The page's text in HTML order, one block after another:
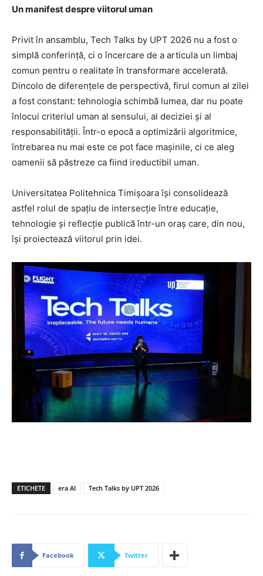
Un manifest despre viitorul uman
Privit în ansamblu, Tech Talks by UPT 2026 nu a fost o
simplă conferință, ci o încercare de a articula un limbaj
comun pentru o realitate în transformare accelerată.
Dincolo de diferențele de perspectivă, firul comun al zilei
a fost constant: tehnologia schimbă lumea, dar nu poate
înlocui criteriul uman al sensului, al deciziei și al
responsabilității. Într-o epocă a optimizării algoritmice,
întrebarea nu mai este ce pot face mașinile, ci ce aleg
oamenii să păstreze ca fiind ireductibil uman.
Universitatea Politehnica Timișoara își consolidează
astfel rolul de spațiu de intersecție între educație,
tehnologie și reflecție publică într-un oraș care, din nou,
își proiectează viitorul prin idei.
ETICHETE era AI Tech Talks by UPT 2026
Facebook Twitter